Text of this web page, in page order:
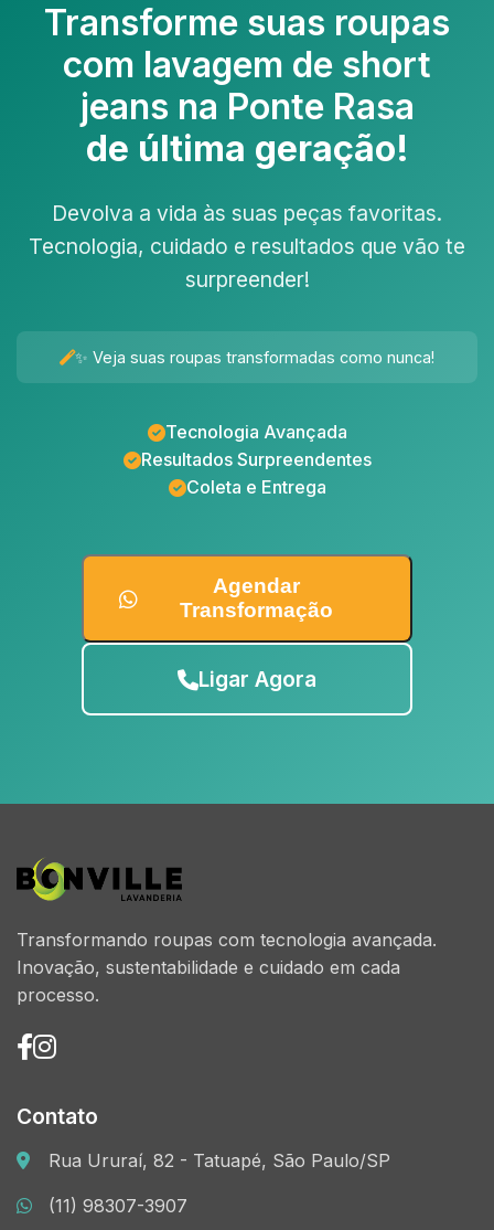
Transforme suas roupas
com lavagem de short
jeans na Ponte Rasa
de última geração!
Devolva a vida às suas peças favoritas.
Tecnologia, cuidado e resultados que vão te
surpreender!
✨ Veja suas roupas transformadas como nunca!
Tecnologia Avançada
Resultados Surpreendentes
Coleta e Entrega
Agendar
Transformação
Ligar Agora
Transformando roupas com tecnologia avançada.
Inovação, sustentabilidade e cuidado em cada
processo.
Contato
Rua Ururaí, 82 - Tatuapé, São Paulo/SP
(11) 98307-3907